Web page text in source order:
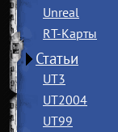
Unreal
RT-Карты
Статьи
UT3
UT2004
UT99